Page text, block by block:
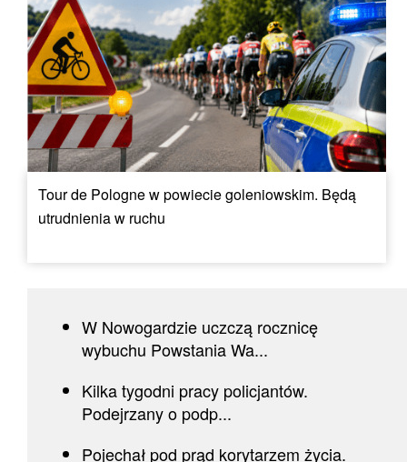
Tour de Pologne w powiecie goleniowskim. Będą
utrudnienia w ruchu
W Nowogardzie uczczą rocznicę
wybuchu Powstania Wa...
Kilka tygodni pracy policjantów.
Podejrzany o podp...
Pojechał pod prąd korytarzem życia.